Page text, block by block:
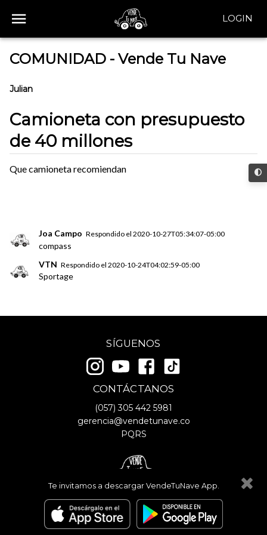
LOGIN
Te invitamos a descargar VendeTuNave App.
COMUNIDAD - Vende Tu Nave
Julian
Camioneta con presupuesto
de 40 millones
Que camioneta recomiendan
Joa Campo Respondido el2020-10-27T05:34:07-05:00
compass
VTN Respondido el2020-10-24T04:02:59-05:00
Sportage
SÍGUENOS
CONTÁCTANOS
(057)305 442 5981
gerencia@vendetunave.co
PQRS
© Copyright2026 - VendeTuNave
Términos y Condiciones